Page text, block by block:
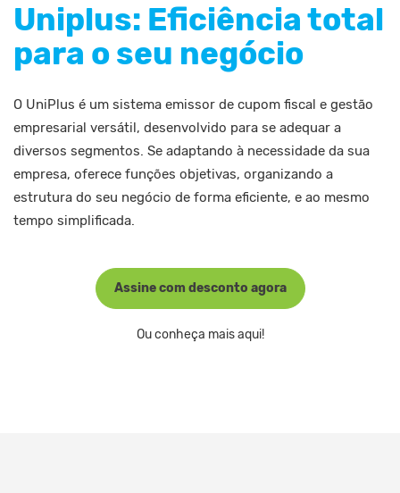
Uniplus: Eficiência total
para o seu negócio
O UniPlus é um sistema emissor de cupom fiscal e gestão
empresarial versátil, desenvolvido para se adequar a
diversos segmentos. Se adaptando à necessidade da sua
empresa, oferece funções objetivas, organizando a
estrutura do seu negócio de forma eficiente, e ao mesmo
tempo simplificada.
Assine com desconto agora
Ou conheça mais aqui!